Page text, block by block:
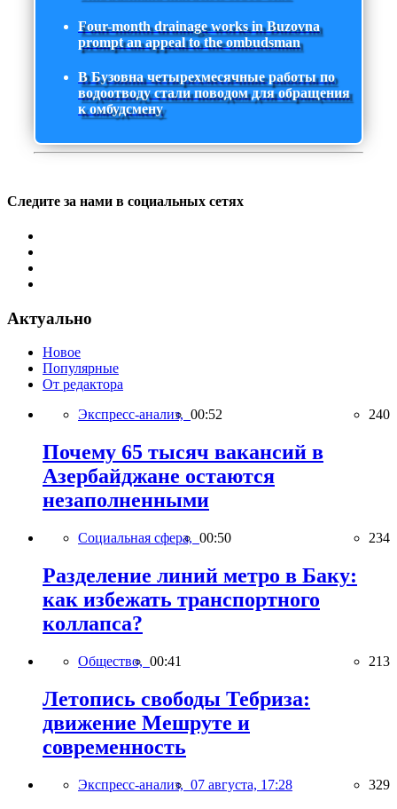
Four-month drainage works in Buzovna
prompt an appeal to the ombudsman
В Бузовна четырехмесячные работы по
водоотводу стали поводом для обращения
к омбудсмену
Следите за нами в социальных сетях
Актуально
Новое
Популярные
От редактора
Экспресс-анализ, 00:52 240
Почему 65 тысяч вакансий в
Азербайджане остаются
незаполненными
Социальная сфера, 00:50 234
Разделение линий метро в Баку:
как избежать транспортного
коллапса?
Общество, 00:41 213
Летопись свободы Тебриза:
движение Мешруте и
современность
Экспресс-анализ, 07 августа, 17:28 329